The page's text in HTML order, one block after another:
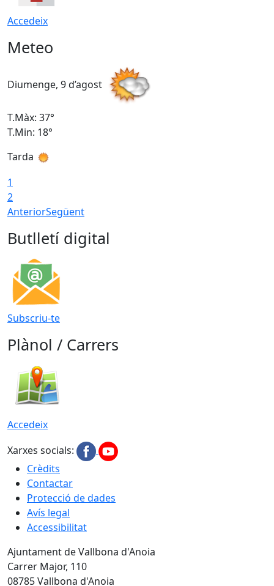
Accedeix
Meteo
Diumenge, 9 d’agost
T.Màx: 37°
T.Min: 18°
Tarda
1
2
AnteriorSegüent
Butlletí digital
Subscriu-te
Plànol / Carrers
Accedeix
Xarxes socials:
Crèdits
Contactar
Protecció de dades
Avís legal
Accessibilitat
Ajuntament de Vallbona d'Anoia
Carrer Major, 110
08785 Vallbona d'Anoia